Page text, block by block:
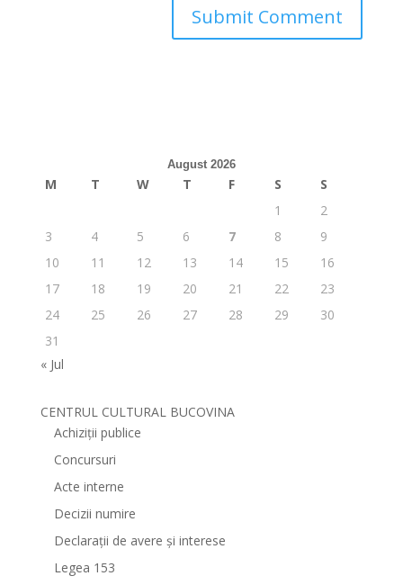
August 2026
M T W T F S
S
1
2
3
4 5 6 7 8
9
10
11 12 13 14 15
16
17
18 19 20 21 22
23
24
25 26 27 28 29
30
31
« Jul
CENTRUL CULTURAL BUCOVINA
Achiziții publice
Concursuri
Acte interne
Decizii numire
Declarații de avere și interese
Legea 153